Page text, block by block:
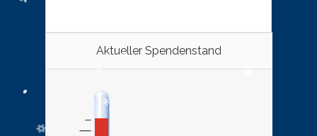
Aktueller Spendenstand